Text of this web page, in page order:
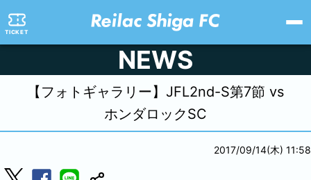
TICKET
NEWS
【フォトギャラリー】JFL2nd-S第7節 vs
ホンダロックSC
2017/09/14(木) 11:58